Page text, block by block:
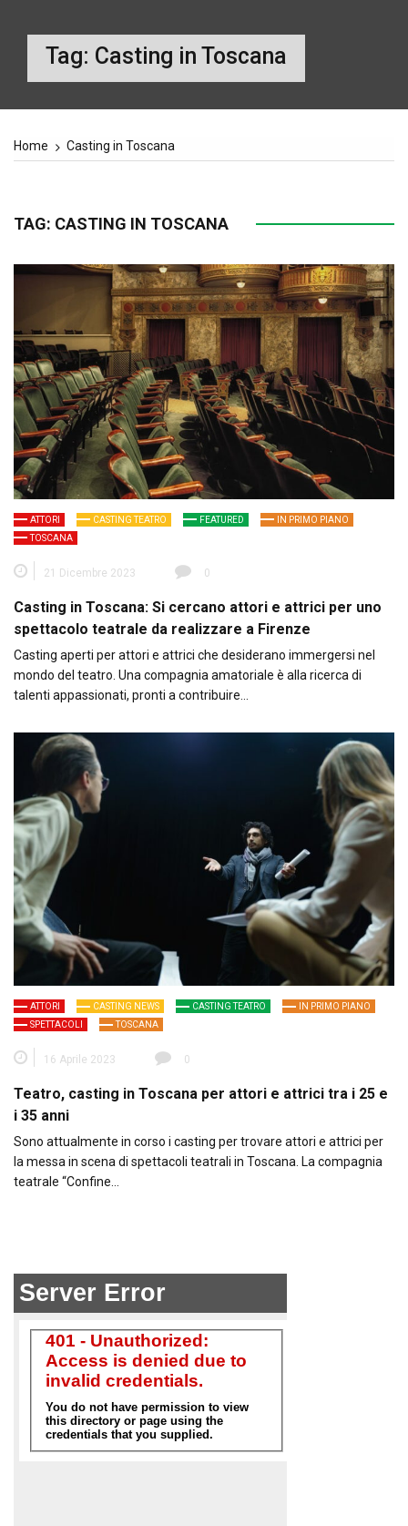
Tag: Casting in Toscana
Home Casting in Toscana
TAG: CASTING IN TOSCANA
ATTORI CASTING TEATRO FEATURED
IN PRIMO PIANO
TOSCANA
21 Dicembre 2023 0
Casting in Toscana: Si cercano attori e attrici per uno
spettacolo teatrale da realizzare a Firenze
Casting aperti per attori e attrici che desiderano immergersi nel
mondo del teatro. Una compagnia amatoriale è alla ricerca di
talenti appassionati, pronti a contribuire…
ATTORI CASTING NEWS CASTING TEATRO
IN PRIMO PIANO
SPETTACOLI
TOSCANA
16 Aprile 2023 0
Teatro, casting in Toscana per attori e attrici tra i 25 e
i 35 anni
Sono attualmente in corso i casting per trovare attori e attrici per
la messa in scena di spettacoli teatrali in Toscana. La compagnia
teatrale “Confine…